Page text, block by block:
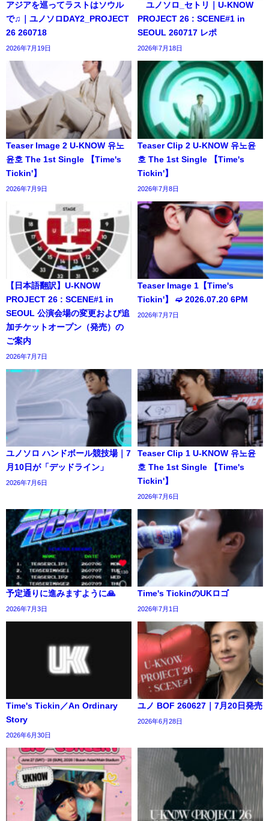
アジアを巡ってラストはソウル
で♫｜ユノソロDAY2_PROJECT
26 260718
2026年7月19日
ユノソロ_セトリ｜U-KNOW
PROJECT 26 : SCENE#1 in
SEOUL 260717 レポ
2026年7月18日
Teaser Image 2 U-KNOW 유노
윤호 The 1st Single 【Time's
Tickin'】
2026年7月9日
Teaser Clip 2 U-KNOW 유노윤
호 The 1st Single 【Time's
Tickin'】
2026年7月8日
【日本語翻訳】U-KNOW
PROJECT 26 : SCENE#1 in
SEOUL 公演会場の変更および追
加チケットオープン（発売）の
ご案内
2026年7月7日
Teaser Image 1【Time's
Tickin'】 ➫ 2026.07.20 6PM
2026年7月7日
ユノソロ ハンドボール競技場｜7
月10日が「デッドライン」
2026年7月6日
Teaser Clip 1 U-KNOW 유노윤
호 The 1st Single 【Time's
Tickin'】
2026年7月6日
予定通りに進みますように🙏
2026年7月3日
Time's TickinのUKロゴ
2026年7月1日
Time's Tickin／An Ordinary
Story
2026年6月30日
ユノ BOF 260627｜7月20日発売
2026年6月28日